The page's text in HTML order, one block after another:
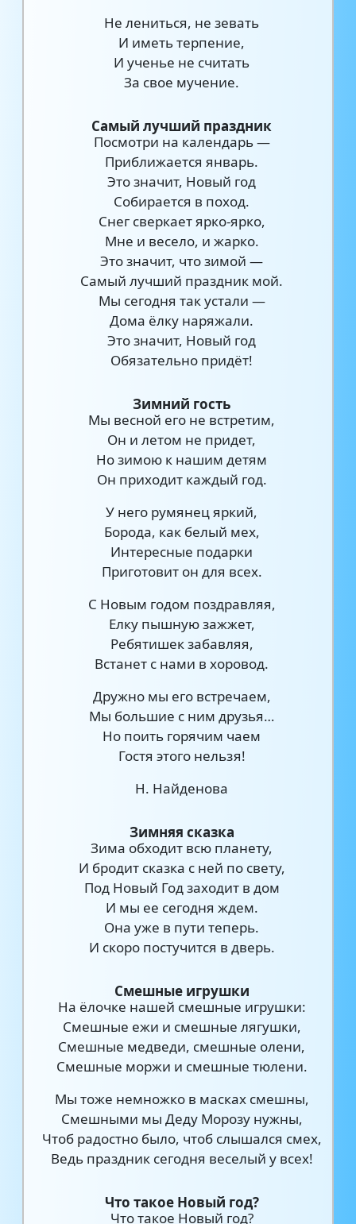
Не лениться, не зевать
И иметь терпение,
И ученье не считать
За свое мучение.
Самый лучший праздник
Посмотри на календарь —
Приближается январь.
Это значит, Новый год
Собирается в поход.
Снег сверкает ярко-ярко,
Мне и весело, и жарко.
Это значит, что зимой —
Самый лучший праздник мой.
Мы сегодня так устали —
Дома ёлку наряжали.
Это значит, Новый год
Обязательно придёт!
Зимний гость
Мы весной его не встретим,
Он и летом не придет,
Но зимою к нашим детям
Он приходит каждый год.
У него румянец яркий,
Борода, как белый мех,
Интересные подарки
Приготовит он для всех.
С Новым годом поздравляя,
Елку пышную зажжет,
Ребятишек забавляя,
Встанет с нами в хоровод.
Дружно мы его встречаем,
Мы большие с ним друзья…
Но поить горячим чаем
Гостя этого нельзя!
Н. Найденова
Зимняя сказка
Зима обходит всю планету,
И бродит сказка с ней по свету,
Под Новый Год заходит в дом
И мы ее сегодня ждем.
Она уже в пути теперь.
И скоро постучится в дверь.
Смешные игрушки
На ёлочке нашей смешные игрушки:
Смешные ежи и смешные лягушки,
Смешные медведи, смешные олени,
Смешные моржи и смешные тюлени.
Мы тоже немножко в масках смешны,
Смешными мы Деду Морозу нужны,
Чтоб радостно было, чтоб слышался смех,
Ведь праздник сегодня веселый у всех!
Что такое Новый год?
Что такое Новый год?